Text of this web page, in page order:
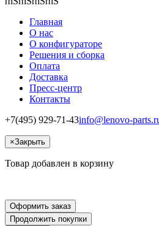
Главная
О нас
О конфигураторе
Решения и сборка
Оплата
Доставка
Пресс-центр
Контакты
+7(495) 929-71-43info@lenovo-
×Закрыть
Товар добавлен в корзину
Оформить заказ
Продолжить покупки